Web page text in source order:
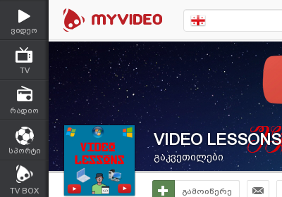
ვიდეო
TV
რადიო
სპორტი
TV BOX
VIDEO LESSONS
გაკვეთილები
გამოიწერე